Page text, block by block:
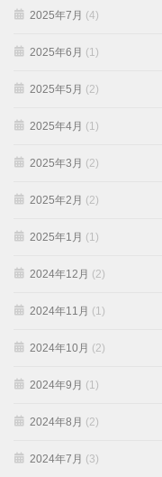
2025年7月 (4)
2025年6月 (1)
2025年5月 (2)
2025年4月 (1)
2025年3月 (2)
2025年2月 (2)
2025年1月 (1)
2024年12月 (2)
2024年11月 (1)
2024年10月 (2)
2024年9月 (1)
2024年8月 (2)
2024年7月 (3)